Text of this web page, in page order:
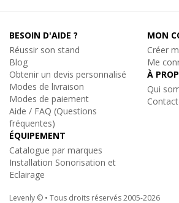
- Contrôle TCP/IP (GUI)
- Commutation automatique
- Commande CEC pour le volume
- Contrôlable via RS232 et IR.
- La résolution VGA peut être sélectionnée
- Audio analogique optique et symétrique
audio.
- Gestion intelligente de l'EDID pour
réglages personnalisés.
- Contrôle CCE & gestion EDID
- Commutation automatique par détection
BESOIN D'AIDE ?
Réussir son stand
Blog
Obtenir un devis personnalisé
Modes de livraison
Modes de paiement
Aide / FAQ (Questions
fréquentes)
ÉQUIPEMENT
Catalogue par marques
Installation Sonorisation et
Eclairage
MON
Créer
Me
À
Qui
Levenly © • Tous droits réservés 2005-2026